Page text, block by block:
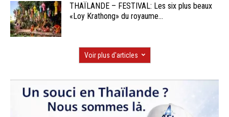
THAÏLANDE – FESTIVAL: Les six plus beaux
«Loy Krathong» du royaume...
Voir plus d'articles